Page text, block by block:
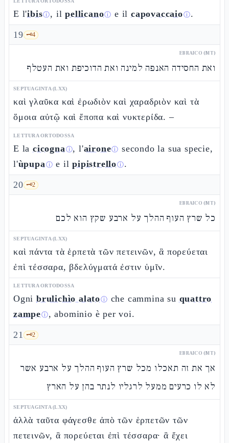
E l'ibisⓘ, ilpellicanoⓘ e ilcapovaccaioⓘ.
19 🗝️4
EBRAICO (MT)
ואת החסידה האנפה למינה ואת הדוכיפת ואת העטלף
SEPTUAGINTA (LXX)
καὶ γλαῦκα καὶ ἐρωδιὸν καὶ χαραδριὸν καὶ τὰ
ὅμοια αὐτῷ καὶ ἔποπα καὶ νυκτερίδα. –
LETTURA ORTODOSSA
E la cicognaⓘ, l'aironeⓘ secondo la sua specie,
l'ùpupaⓘ e ilpipistrelloⓘ.
20 🗝️2
EBRAICO (MT)
כל שרץ העוף ההלך על ארבע שקץ הוא לכם
SEPTUAGINTA (LXX)
καὶ πάντα τὰ ἑρπετὰ τῶν πετεινῶν, ἃ πορεύεται
ἐπὶ τέσσαρα, βδελύγματά ἐστιν ὑμῖν.
LETTURA ORTODOSSA
Ogni brulichìo alatoⓘ che cammina su quattro
zampeⓘ, abominio è per voi.
21 🗝️2
EBRAICO (MT)
אך את זה תאכלו מכל שרץ העוף ההלך על ארבע אשר
לא לו כרעים ממעל לרגליו לנתר בהן על הארץ
SEPTUAGINTA (LXX)
ἀλλὰ ταῦτα φάγεσθε ἀπὸ τῶν ἑρπετῶν τῶν
πετεινῶν, ἃ πορεύεται ἐπὶ τέσσαρα· ἃ ἔχει